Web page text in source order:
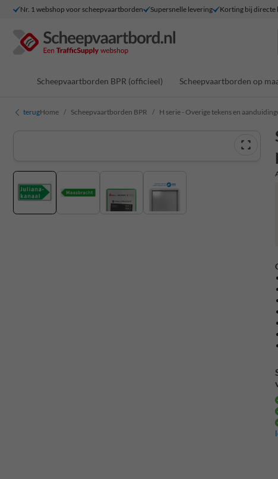
Nr. 1 webshop voor scheepvaartborden Supersnelle levering Korting bij directe
Scheepvaartborden BPR (officieel) Scheepvaartborden op
terugHome Scheepvaartborden BPR H serie - Overige tekens en